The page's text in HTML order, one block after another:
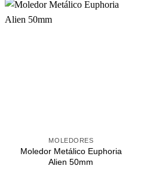
MOLEDORES
Moledor Metálico Euphoria
Alien 50mm